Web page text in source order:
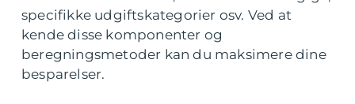
specifikke udgiftskategorier osv. Ved at
kende disse komponenter og
beregningsmetoder kan du maksimere dine
besparelser.